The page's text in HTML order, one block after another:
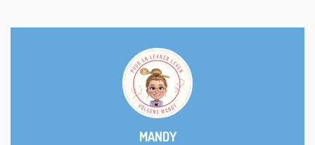
MANDY